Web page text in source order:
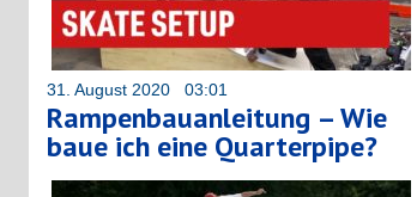
31. August 2020 03:01
Rampenbauanleitung – Wie
baue ich eine Quarterpipe?